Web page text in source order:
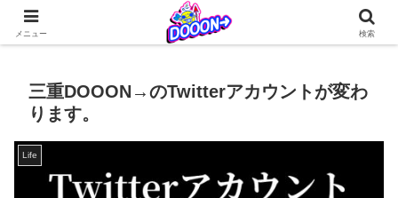
どぅーんくんが仲間たちとなんやかんやを繰り広げる日常系4コマ更新中！
三重DOOON→のTwitterアカウントが変わ
ります。
Life
メニュー 検索